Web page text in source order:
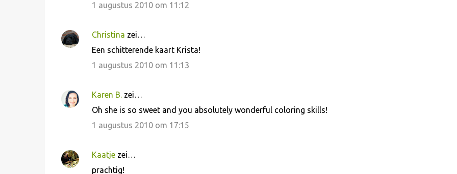
t
i
1 augustus 2010 om 11:12
Christina zei…
Een schitterende kaart Krista!
1 augustus 2010 om 11:13
Karen B.zei…
Oh she is so sweet and you absolutely wonderful coloring skills!
1 augustus 2010 om 17:15
Kaatjezei…
prachtig!